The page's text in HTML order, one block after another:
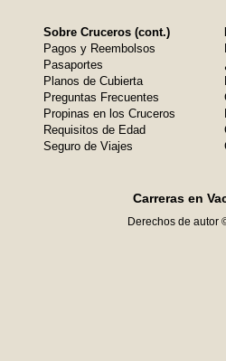
Sobre Cruceros (cont.)
Pagos y Reembolsos
Pasaportes
Planos de Cubierta
Preguntas Frecuentes
Propinas en los Cruceros
Requisitos de Edad
Seguro de Viajes
Carreras en
Derechos de autor